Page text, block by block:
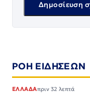
ΡΟΗ ΕΙΔΗΣΕΩΝ
ΕΛΛΑΔΑπριν 32 λεπτά